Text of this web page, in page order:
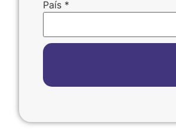
País *